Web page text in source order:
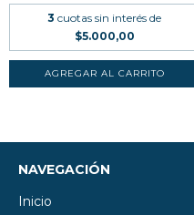
3 cuotas sin interés de
$5.000,00
NAVEGACIÓN
Inicio